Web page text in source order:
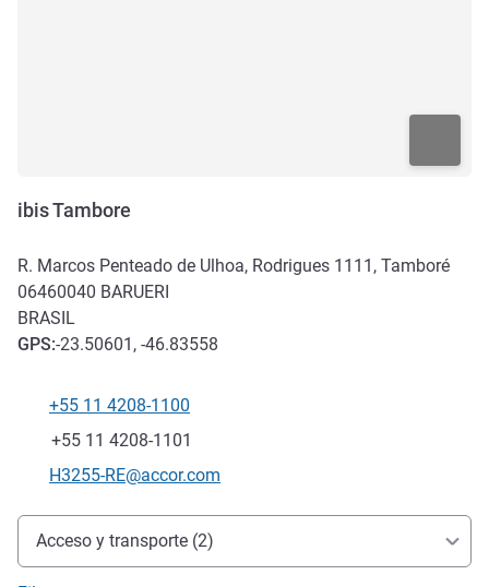
ibis Tambore
R. Marcos Penteado de Ulhoa, Rodrigues 1111, Tamboré
06460040 BARUERI
BRASIL
GPS:-23.50601, -46.83558
Teléfono
+55 11 4208-1100
Fax
+55 11 4208-1101
Correo electrónico de contacto
H3255-RE@accor.com
Acceso y transporte
Acceso y transporte (2)